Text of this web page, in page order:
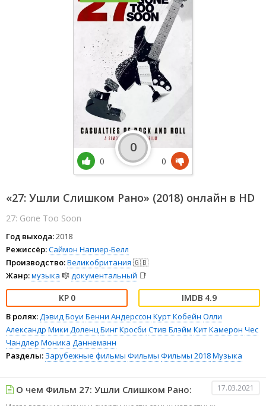
«27: Ушли Слишком Рано» (2018) онлайн в HD
27: Gone Too Soon
Год выхода:2018
Режиссёр:Саймон Напиер-Белл
Производство:Великобритания 🇬🇧
Жанр:музыка 🎼документальный 📑
0 4.9
В ролях:Дэвид Боуи Бенни Андерссон Курт Кобейн Олли
Александр Мики ДоленцБинг Кросби Стив Блэйм Кит Камерон Чес
Чандлер Моника Даннеманн
Разделы: Зарубежные фильмы Фильмы Фильмы 2018Музыка
0
0
0
О чем Фильм 27: Ушли Слишком Рано: 17.03.2021